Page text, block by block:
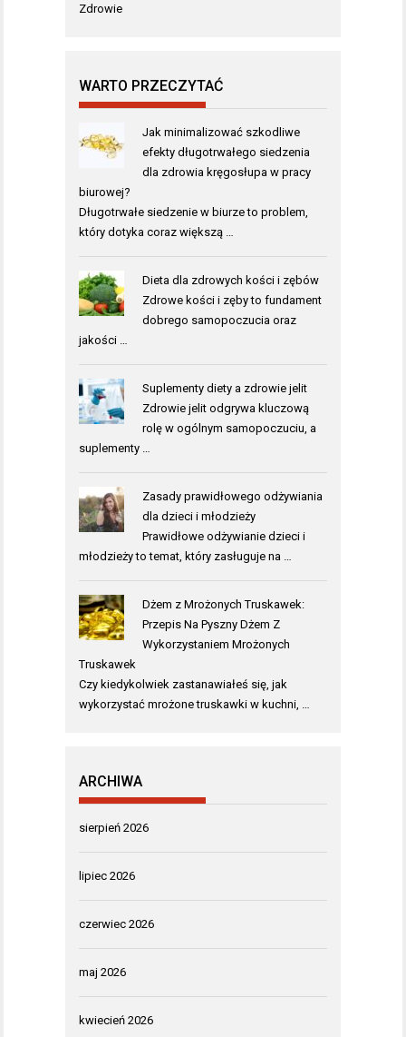
Zdrowie
WARTO PRZECZYTAĆ
Jak minimalizować szkodliwe
efekty długotrwałego siedzenia
dla zdrowia kręgosłupa w pracy
biurowej?
Długotrwałe siedzenie w biurze to problem,
który dotyka coraz większą …
Dieta dla zdrowych kości i zębów
Zdrowe kości i zęby to fundament
dobrego samopoczucia oraz
jakości …
Suplementy diety a zdrowie jelit
Zdrowie jelit odgrywa kluczową
rolę w ogólnym samopoczuciu, a
suplementy …
Zasady prawidłowego odżywiania
dla dzieci i młodzieży
Prawidłowe odżywianie dzieci i
młodzieży to temat, który zasługuje na …
Dżem z Mrożonych Truskawek:
Przepis Na Pyszny Dżem Z
Wykorzystaniem Mrożonych
Truskawek
Czy kiedykolwiek zastanawiałeś się, jak
wykorzystać mrożone truskawki w kuchni, …
ARCHIWA
sierpień 2026
lipiec 2026
czerwiec 2026
maj 2026
kwiecień 2026